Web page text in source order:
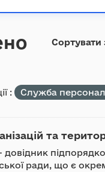
Сортувати
: Служба
та
ради, що є